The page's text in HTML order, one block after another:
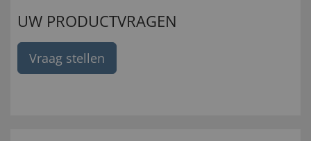
UW PRODUCTVRAGEN
Vraag stellen